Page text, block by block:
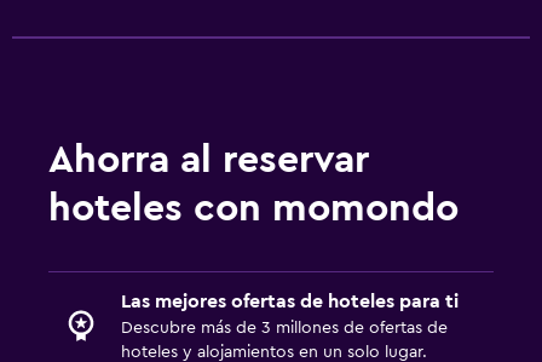
Ahorra al reservar
hoteles con momondo
Las mejores ofertas de hoteles para ti
Descubre más de 3 millones de ofertas de
hoteles y alojamientos en un solo lugar.